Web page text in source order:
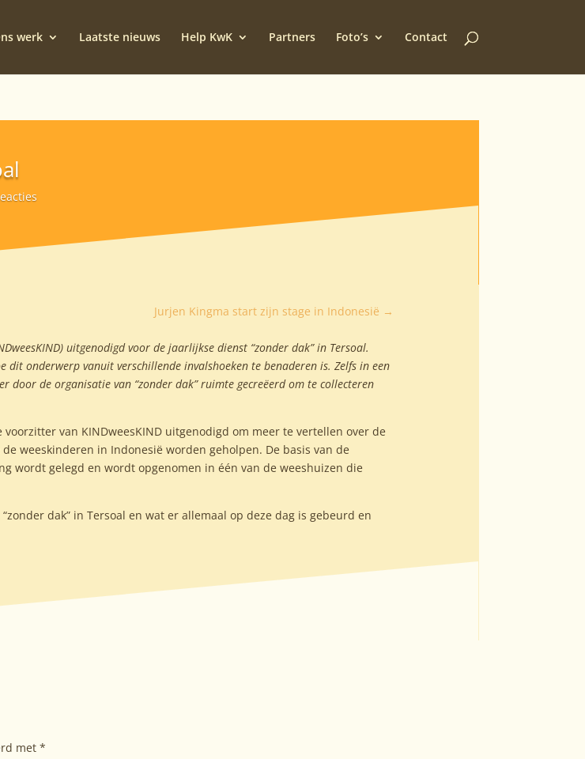
werk Laatste nieuws Help KwK Partners Foto’s Contact
Jurjen Kingma start zijn stage in Indonesië →
uitgenodigd voor de jaarlijkse dienst “zonder dak” in Tersoal.
dit onderwerp vanuit verschillende invalshoeken te benaderen is. Zelfs in een
door de organisatie van “zonder dak” ruimte gecreëerd om te collecteren
van KINDweesKIND uitgenodigd om meer te vertellen over de
weeskinderen in Indonesië worden geholpen. De basis van de
wordt gelegd en wordt opgenomen in één van de weeshuizen die
dak” in Tersoal en wat er allemaal op deze dag is gebeurd en
met*